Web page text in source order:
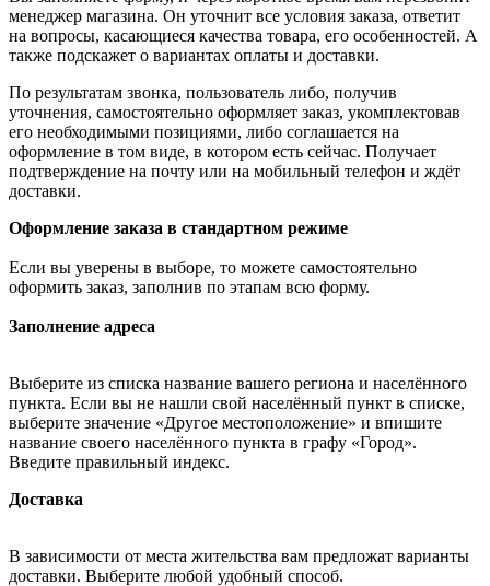
менеджер магазина. Он уточнит все условия заказа, ответит
на вопросы, касающиеся качества товара, его особенностей. А
также подскажет о вариантах оплаты и доставки.
По результатам звонка, пользователь либо, получив
уточнения, самостоятельно оформляет заказ, укомплектовав
его необходимыми позициями, либо соглашается на
оформление в том виде, в котором есть сейчас. Получает
подтверждение на почту или на мобильный телефон и ждёт
доставки.
Оформление заказа в стандартном режиме
Если вы уверены в выборе, то можете самостоятельно
оформить заказ, заполнив по этапам всю форму.
Заполнение адреса
Выберите из списка название вашего региона и населённого
пункта. Если вы не нашли свой населённый пункт в списке,
выберите значение «Другое местоположение» и впишите
название своего населённого пункта в графу «Город».
Введите правильный индекс.
Доставка
В зависимости от места жительства вам предложат варианты
доставки. Выберите любой удобный способ.